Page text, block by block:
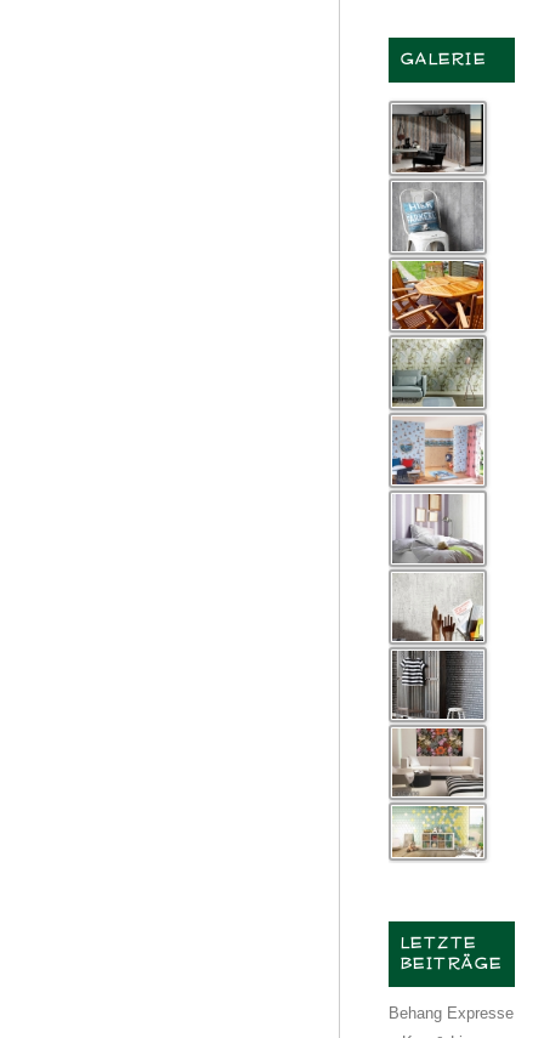
GALERIE
LETZTE
BEITRÄGE
Behang Expresse